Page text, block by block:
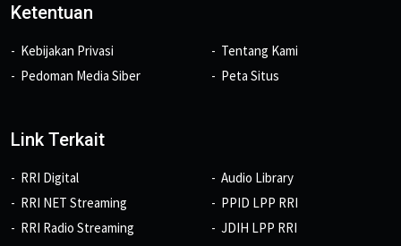
Ketentuan
Kebijakan Privasi
Pedoman Media Siber
Tentang Kami
Peta Situs
Link Terkait
RRI Digital
RRI NET Streaming
RRI Radio Streaming
Audio Library
PPID LPP RRI
JDIH LPP RRI